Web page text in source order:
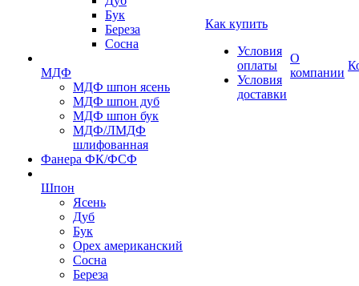
Бук
Береза
Сосна
МДФ
МДФ шпон ясень
МДФ шпон дуб
МДФ шпон бук
МДФ/ЛМДФ
шлифованная
Фанера ФК/ФСФ
Шпон
Ясень
Дуб
Бук
Орех американский
Сосна
Береза
Как купить
Условия
оплаты
Условия
доставки
О
компании